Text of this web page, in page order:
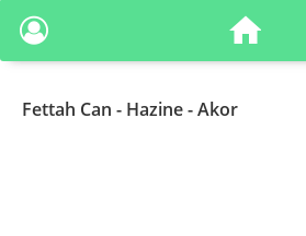
Fettah Can - Hazine - Akor